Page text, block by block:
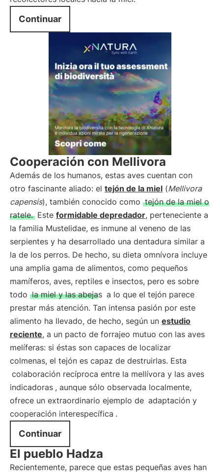
Continuar
Cooperación con Mellivora
Además de los humanos, estas aves cuentan con
otro fascinante aliado: el tejón de la miel (Mellivora
capensis), también conocido como tejón de la miel o
ratele. Este formidable depredador, perteneciente a
la familia Mustelidae, es inmune al veneno de las
serpientes y ha desarrollado una dentadura similar a
la de los perros. De hecho, su dieta omnívora incluye
una amplia gama de alimentos, como pequeños
mamíferos, aves, reptiles e insectos, pero es sobre
todo la miel y las abejas a lo que el tejón parece
prestar más atención. Tan intensa pasión por este
alimento ha llevado, de hecho, según un estudio
reciente, a un pacto de forrajeo mutuo con las aves
melíferas: si éstas son capaces de localizar
colmenas, el tejón es capaz de destruirlas. Esta
colaboración recíproca entre la mellívora y las aves
indicadoras , aunque sólo observada localmente,
ofrece un extraordinario ejemplo de adaptación y
cooperación interespecífica .
Continuar
El pueblo Hadza
Recientemente, parece que estas pequeñas aves han